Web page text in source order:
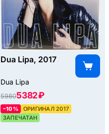
Dua Lipa, 2017
Dua Lipa
59805382 ₽
–10%
ОРИГИНАЛ 2017
ЗАПЕЧАТАН